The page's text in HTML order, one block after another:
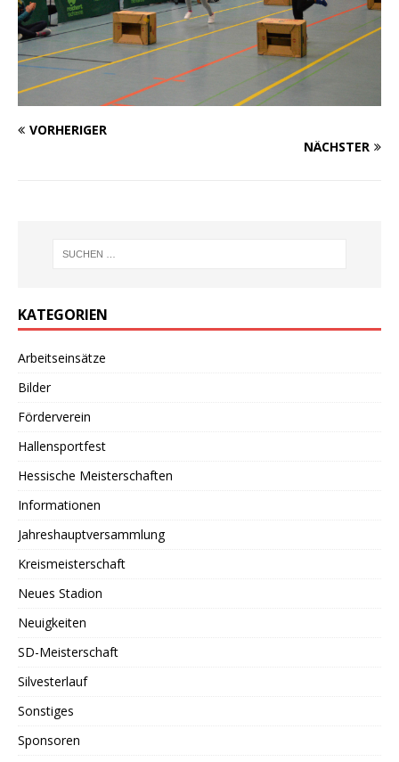
VORHERIGER
NÄCHSTER
KATEGORIEN
Arbeitseinsätze
Bilder
Förderverein
Hallensportfest
Hessische Meisterschaften
Informationen
Jahreshauptversammlung
Kreismeisterschaft
Neues Stadion
Neuigkeiten
SD-Meisterschaft
Silvesterlauf
Sonstiges
Sponsoren